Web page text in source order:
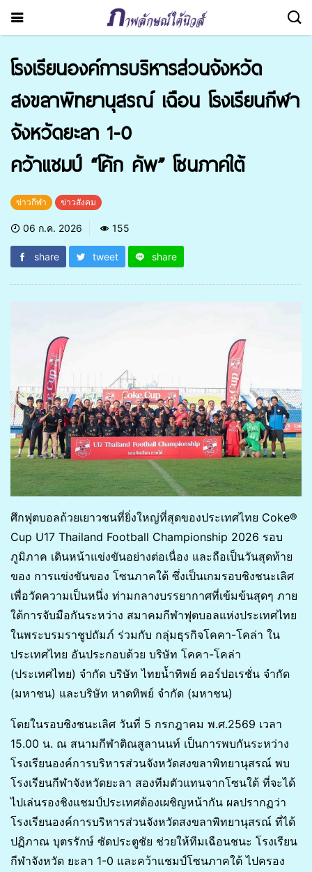
โรงเรียนองค์การบริหารส่วนจังหวัด
สงขลาพิทยานุสรณ์ เฉือน โรงเรียนกีฬา
จังหวัดยะลา 1-0
คว้าแชมป์ “โค้ก คัพ” โซนภาคใต้
ข่าวกีฬา ข่าวสังคม
06 ก.ค. 2026 155
share tweet share
ศึกฟุตบอลถ้วยเยาวชนที่ยิ่งใหญ่ที่สุดของประเทศไทย Coke®
Cup U17 Thailand Football Championship 2026 รอบ
ภูมิภาค เดินหน้าแข่งขันอย่างต่อเนื่อง และถือเป็นวันสุดท้าย
ของ การแข่งขันของ โซนภาคใต้ ซึ่งเป็นเกมรอบชิงชนะเลิศ
เพื่อวัดความเป็นหนึ่ง ท่ามกลางบรรยากาศที่เข้มข้นสุดๆ ภาย
ใต้การจับมือกันระหว่าง สมาคมกีฬาฟุตบอลแห่งประเทศไทย
ในพระบรมราชูปถัมภ์ ร่วมกับ กลุ่มธุรกิจโคคา-โคล่า ใน
ประเทศไทย อันประกอบด้วย บริษัท โคคา-โคล่า
(ประเทศไทย) จำกัด บริษัท ไทยน้ำทิพย์ คอร์ปอเรชั่น จำกัด
(มหาชน) และบริษัท หาดทิพย์ จำกัด (มหาชน)
โดยในรอบชิงชนะเลิศ วันที่ 5 กรกฎาคม พ.ศ.2569 เวลา
15.00 น. ณ สนามกีฬาติณสูลานนท์ เป็นการพบกันระหว่าง
โรงเรียนองค์การบริหารส่วนจังหวัดสงขลาพิทยานุสรณ์ พบ
โรงเรียนกีฬาจังหวัดยะลา สองทีมตัวแทนจากโซนใต้ ที่จะได้
ไปเล่นรองชิงแชมป์ประเทศต้องเผชิญหน้ากัน ผลปรากฏว่า
โรงเรียนองค์การบริหารส่วนจังหวัดสงขลาพิทยานุสรณ์ ที่ได้
ปฏิภาณ บุตรรักษ์ ซัดประตูชัย ช่วยให้ทีมเฉือนชนะ โรงเรียน
กีฬาจังหวัด ยะลา 1-0 และคว้าแชมป์โซนภาคใต้ ไปครอง